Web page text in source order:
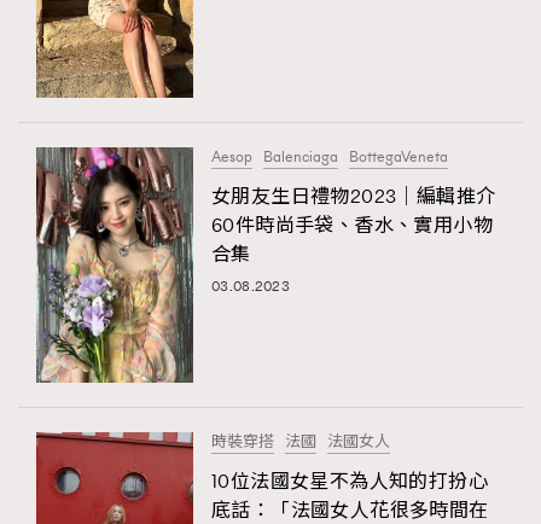
Aesop Balenciaga BottegaVeneta
女朋友生日禮物2023｜編輯推介
60件時尚手袋、香水、實用小物
合集
03.08.2023
時裝穿搭 法國 法國女人
10位法國女星不為人知的打扮心
底話：「法國女人花很多時間在